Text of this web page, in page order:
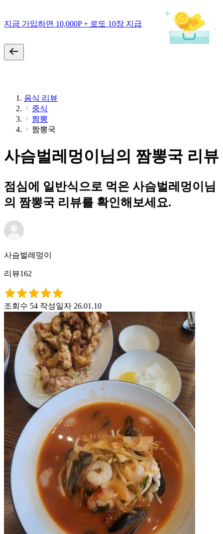
지금 가입하면 10,000P + 로또 10장 지급
음식 리뷰
중식
짬뽕
짬뽕국
사슴벌레멍이님의 짬뽕국 리뷰
점심에 일반식으로 먹은 사슴벌레멍이님
의 짬뽕국 리뷰를 확인해보세요.
사슴벌레멍이
리뷰162
조회수 54 작성일자 26.01.10